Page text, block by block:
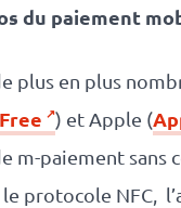
du paiement
en plus
) et Apple (
m-paiement sans
le protocole NFC,